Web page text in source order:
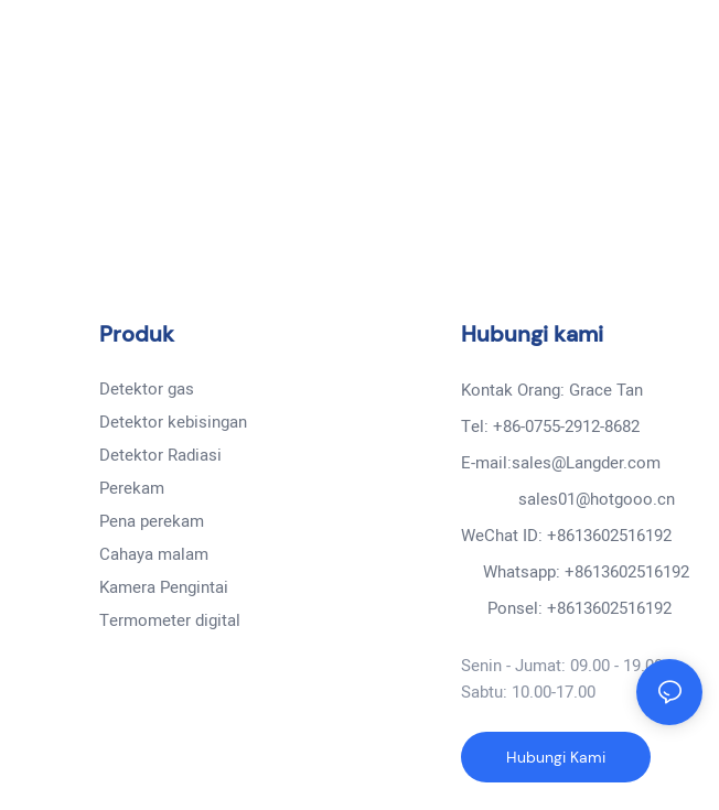
Produk
Detektor gas
Detektor kebisingan
Detektor Radiasi
Perekam
Pena perekam
Cahaya malam
Kamera Pengintai
Termometer digital
Hubungi kami
Kontak Orang: Grace Tan
Tel: +86-0755-2912-8682
E-mail:sales@Langder.com
sales01@hotgooo.cn
WeChat ID: +8613602516192
Whatsapp: +8613602516192
Ponsel: +8613602516192
Senin - Jumat: 09.00 - 19.00
Sabtu: 10.00-17.00
Hubungi Kami